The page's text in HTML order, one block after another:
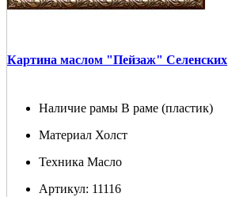
Картина маслом "Пейзаж" Селенских
Наличие рамы В раме (пластик)
Материал Холст
Техника Масло
Артикул: 11116